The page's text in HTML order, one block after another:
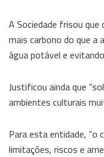
A Sociedade frisou que
mais carbono do que a
água potável e evitando
Justificou ainda que
ambientes culturais
Para esta entidade, “o
limitações, riscos e